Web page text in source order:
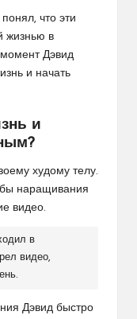
что эти
жизнью в
Дэвид
и начать
и
худому телу.
наращивания
видео.
в
видео,
Дэвид быстро